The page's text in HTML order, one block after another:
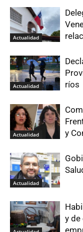
Actualidad
Actualidad
ríos
Actualidad
y
Actualidad
y